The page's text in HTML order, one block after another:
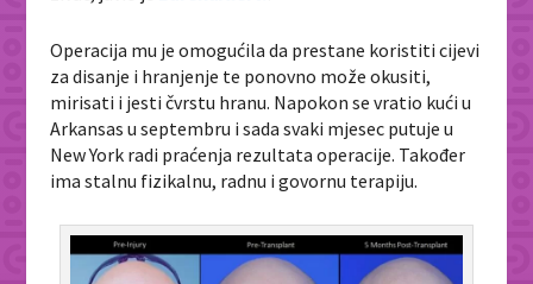
Operacija mu je omogućila da prestane koristiti cijevi
za disanje i hranjenje te ponovno može okusiti,
mirisati i jesti čvrstu hranu. Napokon se vratio kući u
Arkansas u septembru i sada svaki mjesec putuje u
New York radi praćenja rezultata operacije. Također
ima stalnu fizikalnu, radnu i govornu terapiju.